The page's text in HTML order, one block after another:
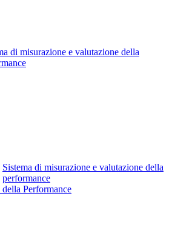
di misurazione e valutazione della
Sistema di misurazione e valutazione della
performance
della Performance